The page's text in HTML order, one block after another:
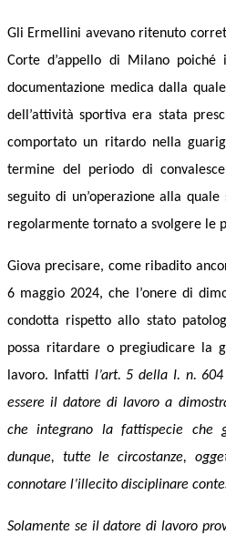
Gli Ermellini avevanoritenuto
Corte d’appello di Milano
documentazione medica dalla
dell’attività sportiva era stata
comportato un ritardo nella
termine del periodo di
seguito di un’operazione alla
regolarmente tornato a svolgere le
Giova precisare, come ribadito
6 maggio 2024,che l’onere di
condotta rispetto allo stato
possa ritardare o pregiudicare la
lavoro. Infatti l’art. 5 della I. n.
essere il datore di lavoro a
che integrano la fattispecie che
dunque, tutte le circostanze,
connotare l’illecito disciplinare
Solamente se il datore di lavoro